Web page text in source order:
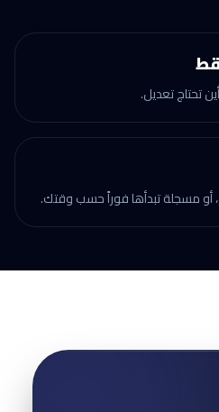
تحتاج تعديل.
أو مسجلة تبدأها فوراً حسب وقتك.